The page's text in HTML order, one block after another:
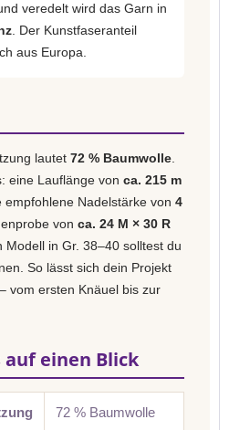
veredelt wird das Garn in
. Der Kunstfaseranteil
aus Europa.
lautet 72 % Baumwolle
eine Lauflänge von ca. 215 m
empfohlene Nadelstärke von 4
von ca. 24 M × 30 R
Modell in Gr. 38–40 solltest du
So lässt sich dein Projekt
vom ersten Knäuel bis zur
einen Blick
72 % Baumwolle